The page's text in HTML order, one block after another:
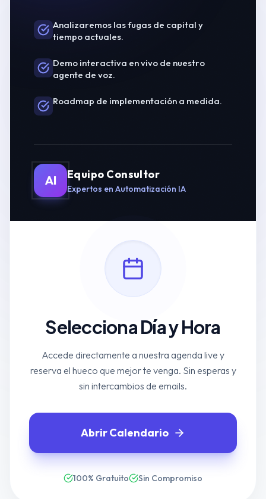
Analizaremos las fugas de capital y
tiempo actuales.
Demo interactiva en vivo de nuestro
agente de voz.
Roadmap de implementación a medida.
AI Equipo Consultor
Expertos en Automatización IA
Selecciona Día y Hora
Accede directamente a nuestra agenda live y
reserva el hueco que mejor te venga. Sin esperas y
sin intercambios de emails.
Abrir Calendario
100% Gratuito Sin Compromiso